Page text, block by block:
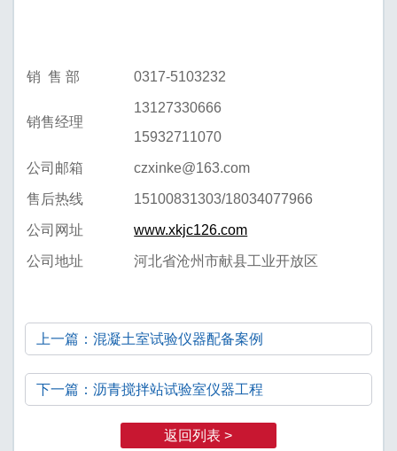
销 售 部 0317-5103232
销售经理
13127330666
15932711070
公司邮箱 czxinke@163.com
售后热线 15100831303/18034077966
公司网址 www.xkjc126.com
公司地址 河北省沧州市献县工业开放区
上一篇：混凝土室试验仪器配备案例
下一篇：沥青搅拌站试验室仪器工程
返回列表 >